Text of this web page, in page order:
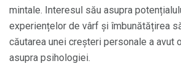
mintale. Interesul său asupra
experiențelor de vârf și îmbunătățirea
căutarea unei creșteri personale a avut
asupra psihologiei.